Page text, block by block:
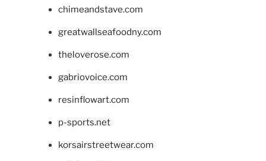
chimeandstave.com
greatwallseafoodny.com
theloverose.com
gabriovoice.com
resinflowart.com
p-sports.net
korsairstreetwear.com